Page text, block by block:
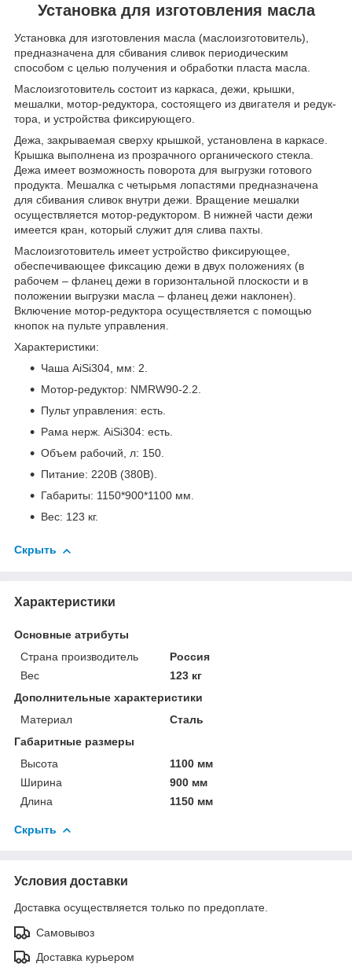
Установка для изготовления масла
Установка для изготовления масла (маслоизготовитель),
предназначена для сбивания сливок периодическим
способом с це­лью получения и обработки пласта масла.
Маслоизготовитель состоит из карка­са, дежи, крышки,
мешалки, мотор-редуктора, состоящего из двигателя и редук­
тора, и устройства фиксирующего.
Дежа, закрывае­мая сверху крышкой, установлена в каркасе.
Крышка выполнена из прозрачного органического стекла.
Дежа имеет возможность поворота для выгрузки готового
продукта. Мешал­ка с четырьмя лопастями предназначена
для сбивания сливок внутри дежи. Враще­ние мешалки
осуществляется мотор-редуктором. В нижней части дежи
имеется кран, который служит для слива пахты.
Маслоизготовитель имеет устройство фиксирующее,
обеспечивающее фик­сацию дежи в двух положениях (в
рабочем – фланец дежи в горизонтальной плоскости и в
положении выгрузки масла – фланец дежи наклонен).
Включение мотор-­редуктора осуществляется с помощью
кнопок на пульте управления.
Характеристики:
Чаша AiSi304, мм: 2.
Мотор-редуктор: NMRW90-2.2.
Пульт управления: есть.
Рама нерж. AiSi304: есть.
Объем рабочий, л: 150.
Питание: 220В (380В).
Габариты: 1150*900*1100 мм.
Вес: 123 кг.
Скрыть
Характеристики
Основные атрибуты
Страна производитель
Россия
Вес
123 кг
Дополнительные характеристики
Материал
Сталь
Габаритные размеры
Высота
1100 мм
Ширина
900 мм
Длина
1150 мм
Скрыть
Условия доставки
Доставка осуществляется только по предоплате.
Самовывоз
Доставка курьером